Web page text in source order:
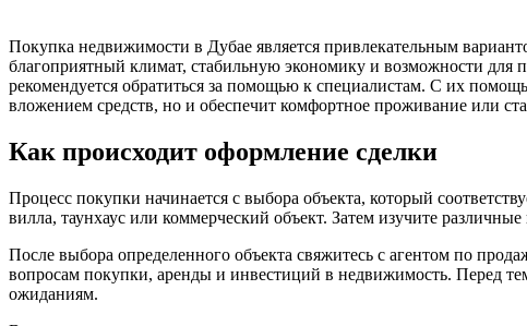
Покупка недвижимости в Дубае является привлекательным
благоприятный климат, стабильную экономику и возможности для
рекомендуется обратиться за помощью к специалистам. С их
вложением средств, но и обеспечит комфортное проживание или
Как происходит оформление сделки
Процесс покупки начинается с выбора объекта, который
вилла, таунхаус или коммерческий объект. Затем изучите
После выбора определенного объекта свяжитесь с агентом по
вопросам покупки, аренды и инвестиций в недвижимость. Перед
ожиданиям.